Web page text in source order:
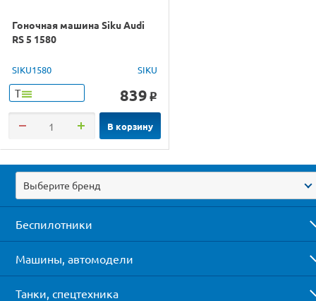
Гоночная машина Siku Audi
RS 5 1580
SIKU1580 SIKU
Т 839 o
В корзину
Выберите бренд
Беспилотники
Машины, автомодели
Танки, спецтехника